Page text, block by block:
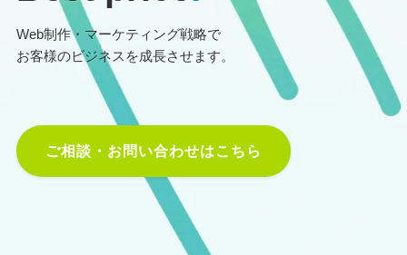
Web制作・マーケティング戦略で
お客様のビジネスを成長させます。
ご相談・お問い合わせはこちら